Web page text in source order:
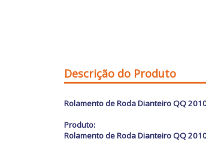
Descrição do Produto
Rolamento de Roda Dianteiro QQ
Produto:
Rolamento de Roda Dianteiro QQ